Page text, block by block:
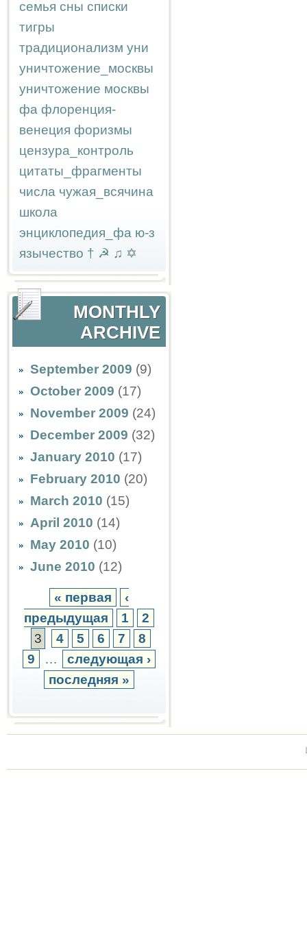
семья сны списки
тигры
традиционализм уни
уничтожение_москвы
уничтожение москвы
фа флоренция-
венеция форизмы
цензура_контроль
цитаты_фрагменты
числа чужая_всячина
школа
энциклопедия_фа ю-з
язычество † ☭ ♫ ✡
MONTHLY
ARCHIVE
September 2009 (9)
October 2009 (17)
November 2009 (24)
December 2009 (32)
January 2010 (17)
February 2010 (20)
March 2010 (15)
April 2010 (14)
May 2010 (10)
June 2010 (12)
« первая
‹
предыдущая
1
2
3
4 5 6 7
8
9
…
следующая ›
последняя »